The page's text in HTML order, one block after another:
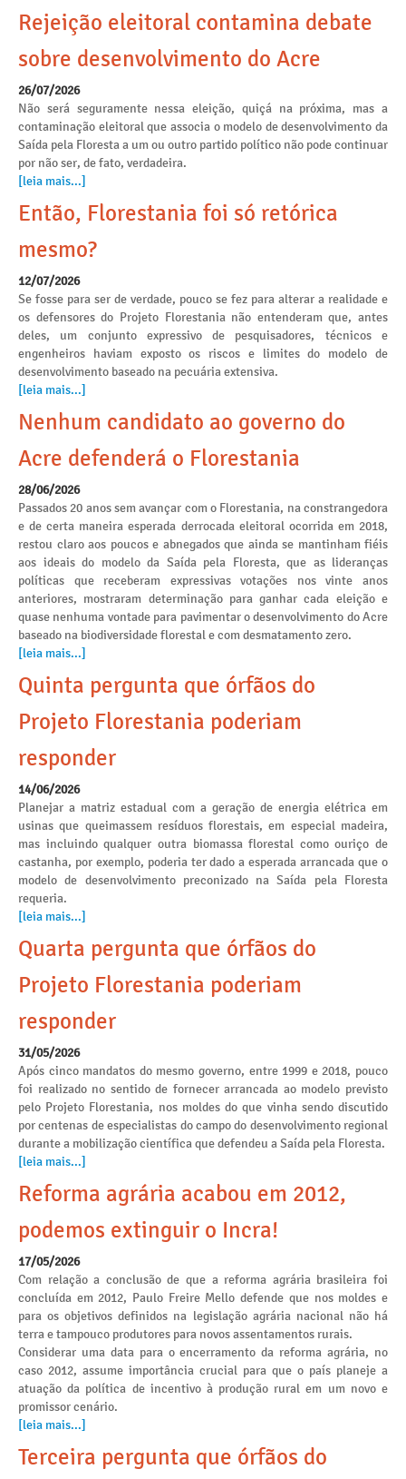
Rejeição eleitoral contamina debate
sobre desenvolvimento do Acre
26/07/2026
Não será seguramente nessa eleição, quiçá na próxima, mas a
contaminação eleitoral que associa o modelo de desenvolvimento da
Saída pela Floresta a um ou outro partido político não pode continuar
por não ser, de fato, verdadeira.
[leia mais...]
Então, Florestania foi só retórica
mesmo?
12/07/2026
Se fosse para ser de verdade, pouco se fez para alterar a realidade e
os defensores do Projeto Florestania não entenderam que, antes
deles, um conjunto expressivo de pesquisadores, técnicos e
engenheiros haviam exposto os riscos e limites do modelo de
desenvolvimento baseado na pecuária extensiva.
[leia mais...]
Nenhum candidato ao governo do
Acre defenderá o Florestania
28/06/2026
Passados 20 anos sem avançar com o Florestania, na constrangedora
e de certa maneira esperada derrocada eleitoral ocorrida em 2018,
restou claro aos poucos e abnegados que ainda se mantinham fiéis
aos ideais do modelo da Saída pela Floresta, que as lideranças
políticas que receberam expressivas votações nos vinte anos
anteriores, mostraram determinação para ganhar cada eleição e
quase nenhuma vontade para pavimentar o desenvolvimento do Acre
baseado na biodiversidade florestal e com desmatamento zero.
[leia mais...]
Quinta pergunta que órfãos do
Projeto Florestania poderiam
responder
14/06/2026
Planejar a matriz estadual com a geração de energia elétrica em
usinas que queimassem resíduos florestais, em especial madeira,
mas incluindo qualquer outra biomassa florestal como ouriço de
castanha, por exemplo, poderia ter dado a esperada arrancada que o
modelo de desenvolvimento preconizado na Saída pela Floresta
requeria.
[leia mais...]
Quarta pergunta que órfãos do
Projeto Florestania poderiam
responder
31/05/2026
Após cinco mandatos do mesmo governo, entre 1999 e 2018, pouco
foi realizado no sentido de fornecer arrancada ao modelo previsto
pelo Projeto Florestania, nos moldes do que vinha sendo discutido
por centenas de especialistas do campo do desenvolvimento regional
durante a mobilização científica que defendeu a Saída pela Floresta.
[leia mais...]
Reforma agrária acabou em 2012,
podemos extinguir o Incra!
17/05/2026
Com relação a conclusão de que a reforma agrária brasileira foi
concluída em 2012, Paulo Freire Mello defende que nos moldes e
para os objetivos definidos na legislação agrária nacional não há
terra e tampouco produtores para novos assentamentos rurais.
Considerar uma data para o encerramento da reforma agrária, no
caso 2012, assume importância crucial para que o país planeje a
atuação da política de incentivo à produção rural em um novo e
promissor cenário.
[leia mais...]
Terceira pergunta que órfãos do